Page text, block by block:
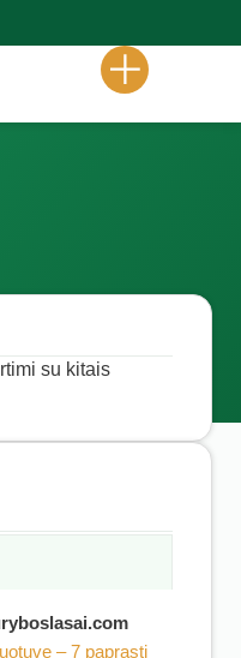
su kitais
– 7 paprasti